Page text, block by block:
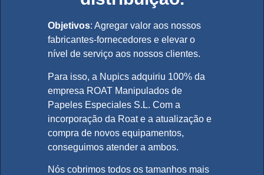
Objetivos: Agregar valor aos nossos
fabricantes-fornecedores e elevar o
nível de serviço aos nossos clientes.
Para isso, a Nupics adquiriu 100% da
empresa ROAT Manipulados de
Papeles Especiales S.L. Com a
incorporação da Roat e a atualização e
compra de novos equipamentos,
conseguimos atender a ambos.
Nós cobrimos todos os tamanhos mais